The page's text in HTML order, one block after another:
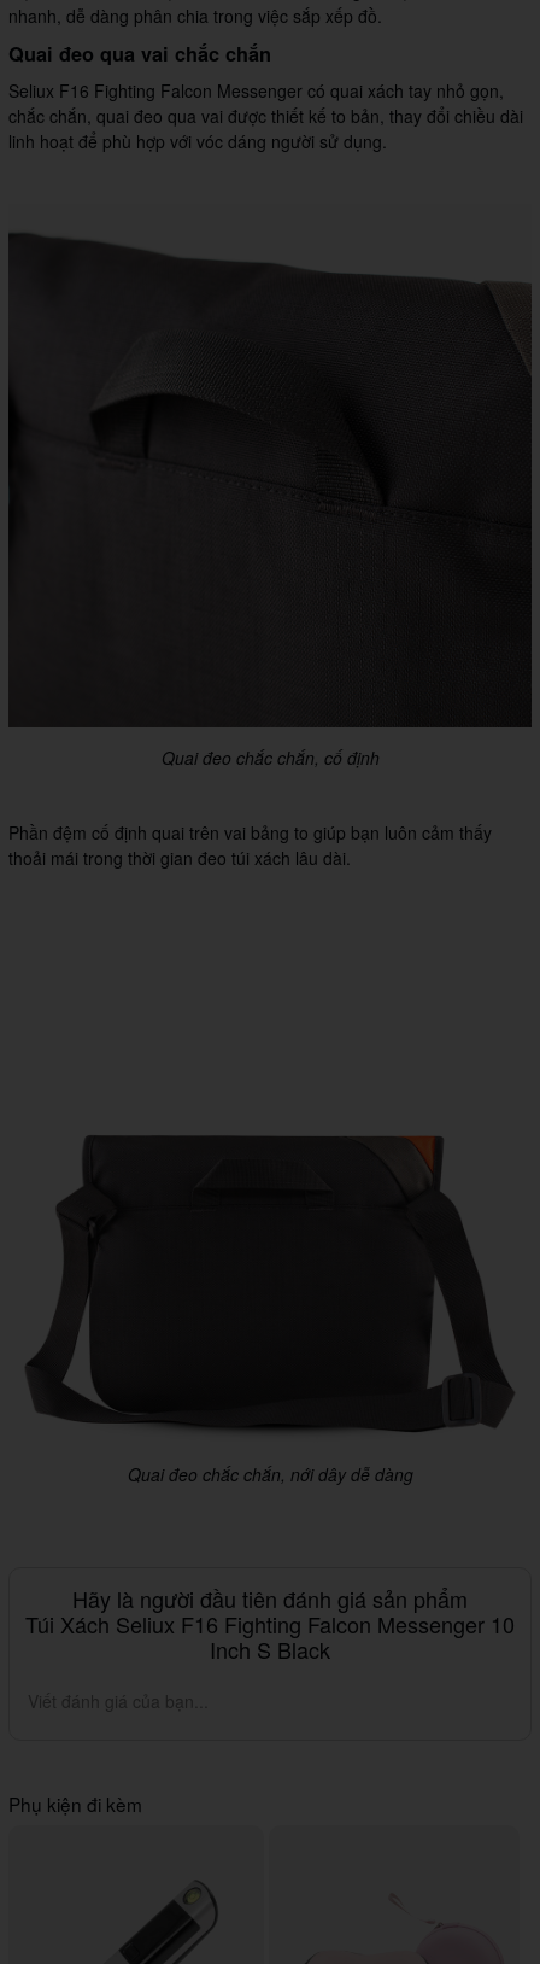
nhanh, dễ dàng phân chia trong việc sắp xếp đồ.
Quai đeo qua vai chắc chắn
Seliux F16 Fighting Falcon Messenger có quai xách tay nhỏ gọn,
chắc chắn, quai đeo qua vai được thiết kế to bản, thay đổi chiều dài
linh hoạt để phù hợp với vóc dáng người sử dụng.
Quai đeo chắc chắn, cố định
Phần đệm cố định quai trên vai bảng to giúp bạn luôn cảm thấy
thoải mái trong thời gian đeo túi xách lâu dài.
Quai đeo chắc chắn, nới dây dễ dàng
Hãy là người đầu tiên đánh giá sản phẩm
Túi Xách Seliux F16 Fighting Falcon Messenger 10
Inch S Black
Viết đánh giá của bạn...
Phụ kiện đi kèm